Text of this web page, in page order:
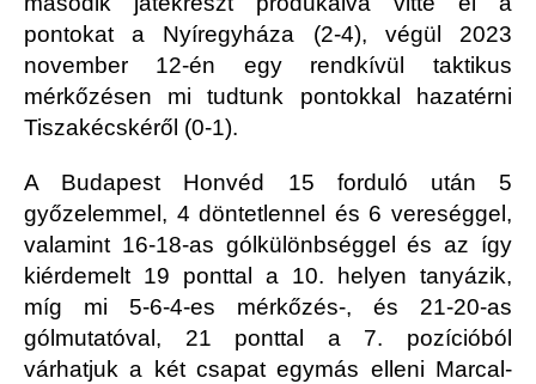
pontokat a Nyíregyháza (2-4), végül 2023
november 12-én egy rendkívül taktikus
mérkőzésen mi tudtunk pontokkal hazatérni
Tiszakécskéről (0-1).
A Budapest Honvéd 15 forduló után 5
győzelemmel, 4 döntetlennel és 6 vereséggel,
valamint 16-18-as gólkülönbséggel és az így
kiérdemelt 19 ponttal a 10. helyen tanyázik,
míg mi 5-6-4-es mérkőzés-, és 21-20-as
gólmutatóval, 21 ponttal a 7. pozícióból
várhatjuk a két csapat egymás elleni Marcal-